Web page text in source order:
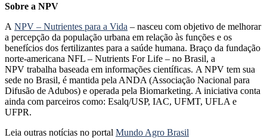
Sobre a NPV
A NPV – Nutrientes para a Vida – nasceu com objetivo de melhorar
a percepção da população urbana em relação às funções e os
benefícios dos fertilizantes para a saúde humana. Braço da fundação
norte-americana NFL – Nutrients For Life – no Brasil, a
NPV trabalha baseada em informações científicas. A NPV tem sua
sede no Brasil, é mantida pela ANDA (Associação Nacional para
Difusão de Adubos) e operada pela Biomarketing. A iniciativa conta
ainda com parceiros como: Esalq/USP, IAC, UFMT, UFLA e
UFPR.
Leia outras notícias no portal Mundo Agro Brasil